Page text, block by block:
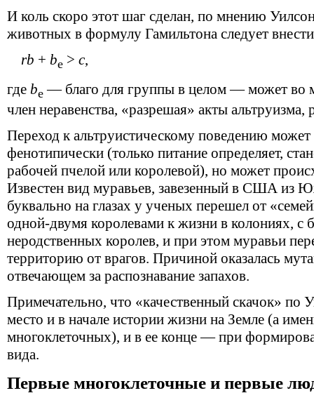
И коль скоро этот шаг сделан, по мнению
животных в формулу Гамильтона следует
rb + be > с,
где be — благо для группы в целом — может во
член неравенства, «разрешая» акты
Переход к альтруистическому поведению
фенотипически (только питание определяет,
рабочей пчелой или королевой), но может
Известен вид муравьев, завезенный в США из
буквально на глазах у ученых перешел от
одной-двумя королевами к жизни в колониях, с
неродственных королев, и при этом муравьи
территорию от врагов. Причиной оказалась
отвечающем за распознавание запахов.
Примечательно, что «качественный скачок» по
место и в начале истории жизни на Земле (а
многоклеточных), и в ее конце — при
вида.
Первые многоклеточные и первые